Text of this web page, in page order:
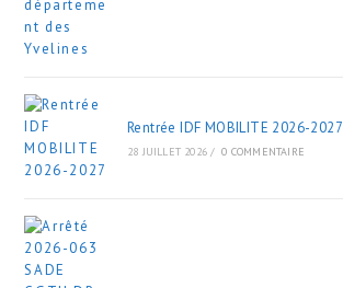
Rentrée IDF MOBILITE 2026-2027
28 JUILLET 2026 / 0 COMMENTAIRE